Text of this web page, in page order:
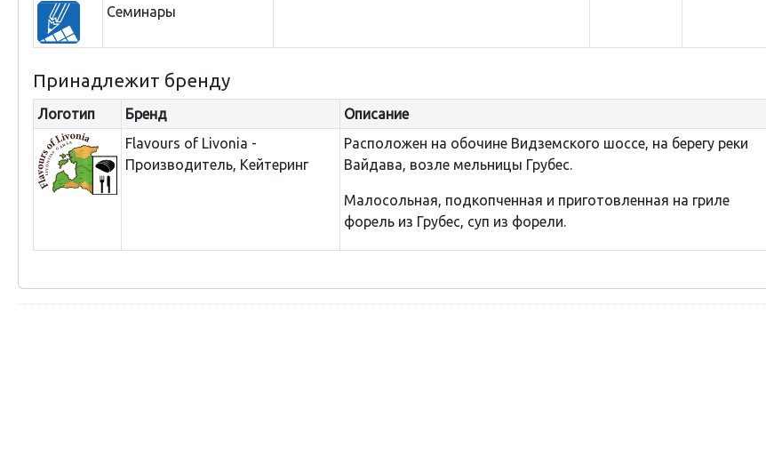
Семинары
Принадлежит бренду
Логотип Бренд
Описание
Flavours of Livonia -
Производитель, Кейтеринг
Расположен на обочине Видземского шоссе, на берегу реки
Вайдава, возле мельницы Грубес.
Малосольная, подкопченная и приготовленная на гриле
форель из Грубес, суп из форели.